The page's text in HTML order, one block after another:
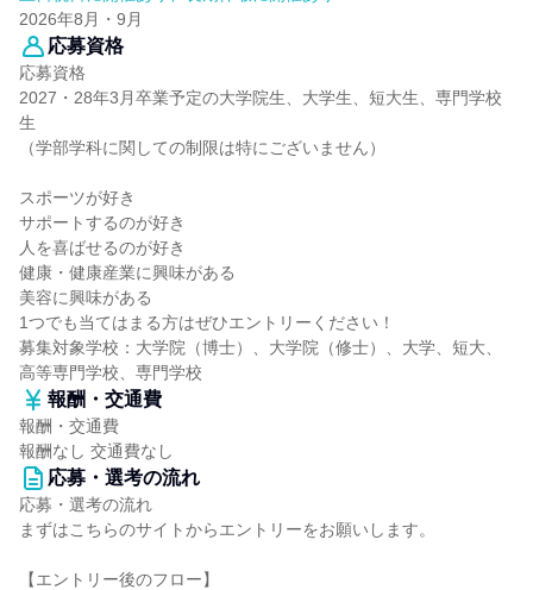
2026年8月・9月
応募資格
応募資格
2027・28年3月卒業予定の大学院生、大学生、短大生、専門学校
生
（学部学科に関しての制限は特にございません）
スポーツが好き
サポートするのが好き
人を喜ばせるのが好き
健康・健康産業に興味がある
美容に興味がある
1つでも当てはまる方はぜひエントリーください！
募集対象学校：大学院（博士）、大学院（修士）、大学、短大、
高等専門学校、専門学校
報酬・交通費
報酬・交通費
報酬なし 交通費なし
応募・選考の流れ
応募・選考の流れ
まずはこちらのサイトからエントリーをお願いします。
【エントリー後のフロー】